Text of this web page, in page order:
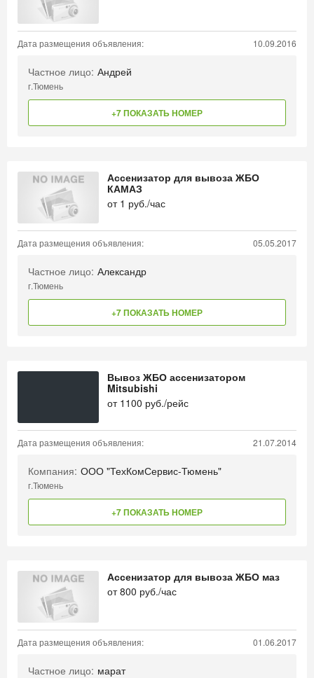
Дата размещения объявления: 10.09.2016
Частное лицо: Андрей
г.Тюмень
+7 ПОКАЗАТЬ НОМЕР
Ассенизатор для вывоза ЖБО
КАМАЗ
от 1 руб./час
Дата размещения объявления: 05.05.2017
Частное лицо: Александр
г.Тюмень
+7 ПОКАЗАТЬ НОМЕР
Вывоз ЖБО ассенизатором
Mitsubishi
от 1100 руб./рейс
Дата размещения объявления: 21.07.2014
Компания: ООО "ТехКомСервис-Тюмень"
г.Тюмень
+7 ПОКАЗАТЬ НОМЕР
Ассенизатор для вывоза ЖБО маз
от800 руб./час
Дата размещения объявления: 01.06.2017
Частное лицо: марат